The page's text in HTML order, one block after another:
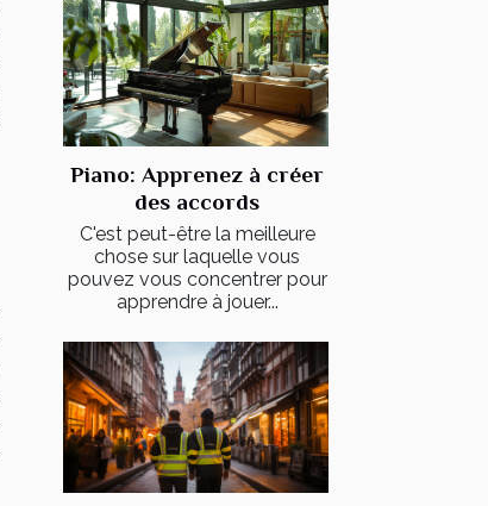
Piano: Apprenez à créer
des accords
C'est peut-être la meilleure
chose sur laquelle vous
pouvez vous concentrer pour
apprendre à jouer...